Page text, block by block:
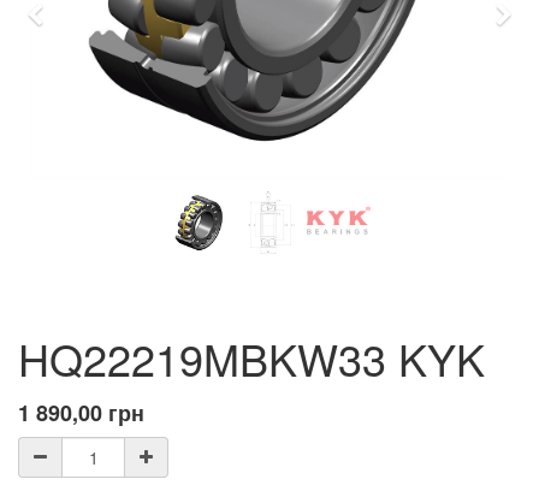
Попередній
HQ22219MBKW33 KYK
1 890,00 грн